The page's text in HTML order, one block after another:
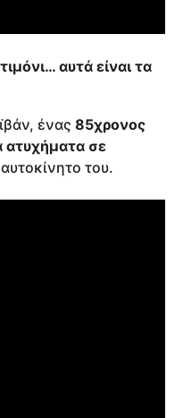
αυτά είναι τα
ένας 85χρονος
ατυχήματα σε
του.